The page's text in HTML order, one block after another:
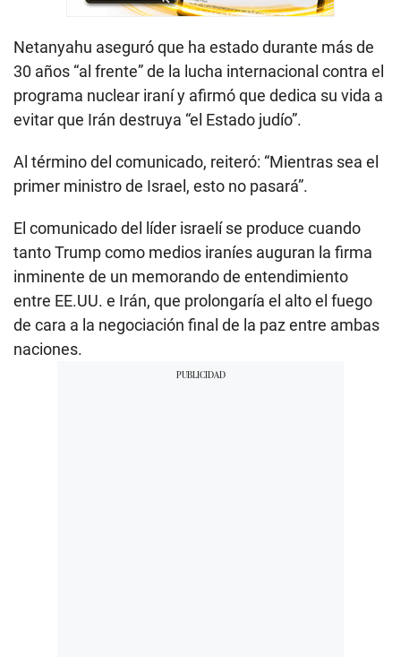
Netanyahu aseguró que ha estado durante más de
30 años “al frente” de la lucha internacional contra el
programa nuclear iraní y afirmó que dedica su vida a
evitar que Irán destruya “el Estado judío”.
Al término del comunicado, reiteró: “Mientras sea el
primer ministro de Israel, esto no pasará”.
El comunicado del líder israelí se produce cuando
tanto Trump como medios iraníes auguran la firma
inminente de un memorando de entendimiento
entre EE.UU. e Irán, que prolongaría el alto el fuego
de cara a la negociación final de la paz entre ambas
naciones.